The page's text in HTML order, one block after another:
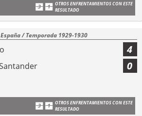
OTROS ENFRENTAMIENTOS CON ESTE
RESULTADO
/ Temporada 1929-1930
4
0
OTROS ENFRENTAMIENTOS CON ESTE
RESULTADO